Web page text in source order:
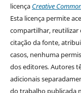
licença Creative
Esta licença permite
compartilhar, reutilizar
citação da fonte,
casos, nenhuma
dos editores. Autores
adicionais
do trabalho publicada